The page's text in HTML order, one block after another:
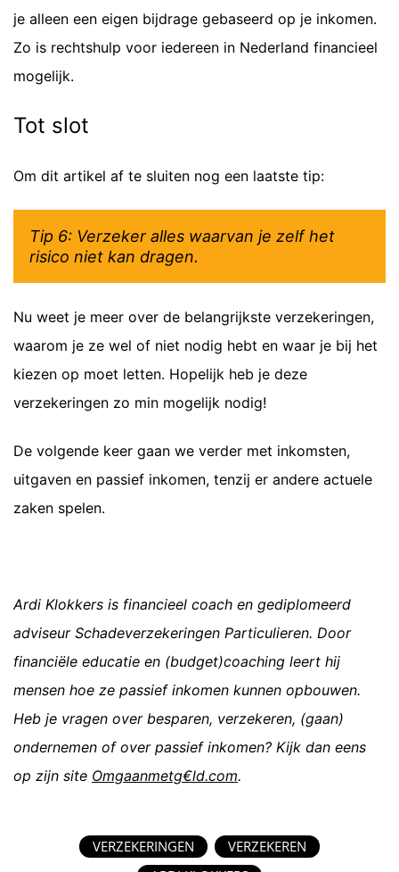
je alleen een eigen bijdrage gebaseerd op je inkomen.
Zo is rechtshulp voor iedereen in Nederland financieel
mogelijk.
Tot slot
Om dit artikel af te sluiten nog een laatste tip:
Tip 6: Verzeker alles waarvan je zelf het
risico niet kan dragen.
Nu weet je meer over de belangrijkste verzekeringen,
waarom je ze wel of niet nodig hebt en waar je bij het
kiezen op moet letten. Hopelijk heb je deze
verzekeringen zo min mogelijk nodig!
De volgende keer gaan we verder met inkomsten,
uitgaven en passief inkomen, tenzij er andere actuele
zaken spelen.
Ardi Klokkers is financieel coach en gediplomeerd
adviseur Schadeverzekeringen Particulieren. Door
financiële educatie en (budget)coaching leert hij
mensen hoe ze passief inkomen kunnen opbouwen.
Heb je vragen over besparen, verzekeren, (gaan)
ondernemen of over passief inkomen? Kijk dan eens
op zijn site Omgaanmetg€ld.com.
VERZEKERINGEN
VERZEKEREN